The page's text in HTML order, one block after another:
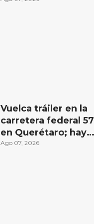
Vuelca tráiler en la
carretera federal 57
en Querétaro; hay
derrame de
Ago 07, 2026